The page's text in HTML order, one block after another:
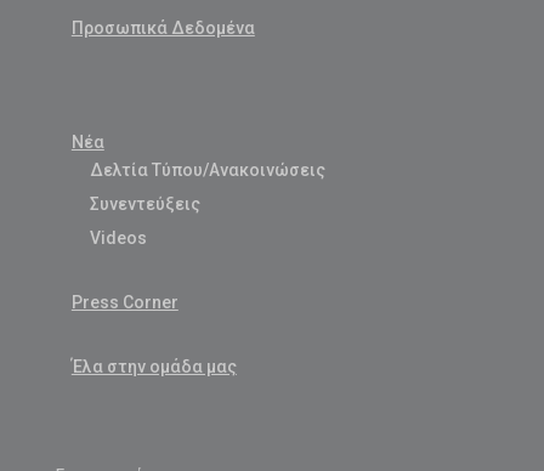
Προσωπικά Δεδομένα
Νέα
Δελτία Τύπου/Ανακοινώσεις
Συνεντεύξεις
Videos
Press Corner
Έλα στην ομάδα μας